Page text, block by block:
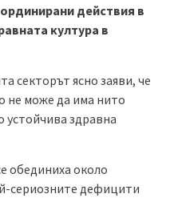
действия в
култура в
секторът ясно заяви, че
не може да има нито
здравна
обединиха около
сериозните дефицити